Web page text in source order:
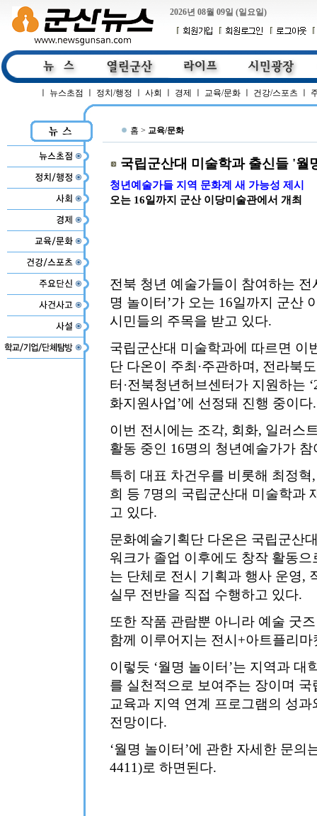
2026년 08월 09일 (일요일)
뉴스초점 정치/행정 사회 경제 교육/문화 건강/스포츠
홈 > 교육/문화
국립군산대 미술학과 출신들 '월
청년예술가들 지역 문화계 새 가능성 제시
오는 16일까지 군산 이당미술관에서 개최
전북 청년 예술가들이 참여하는 전
명 놀이터’가 오는 16일까지 군산
시민들의 주목을 받고 있다.
국립군산대 미술학과에 따르면 이
단 다온이 주최·주관하며, 전라북
터·전북청년허브센터가 지원하는
화지원사업’에 선정돼 진행 중이다.
이번 전시에는 조각, 회화, 일러스
활동 중인 16명의 청년예술가가 참
특히 대표 차건우를 비롯해 최정
희 등 7명의 국립군산대 미술학과
고 있다.
문화예술기획단 다온은 국립군산
워크가 졸업 이후에도 창작 활동
는 단체로 전시 기획과 행사 운영,
실무 전반을 직접 수행하고 있다.
또한 작품 관람뿐 아니라 예술 굿
함께 이루어지는 전시+아트플리
이렇듯 ‘월명 놀이터’는 지역과
를 실천적으로 보여주는 장이며
교육과 지역 연계 프로그램의 성
전망이다.
‘월명 놀이터’에 관한 자세한 문
4411)로 하면된다.